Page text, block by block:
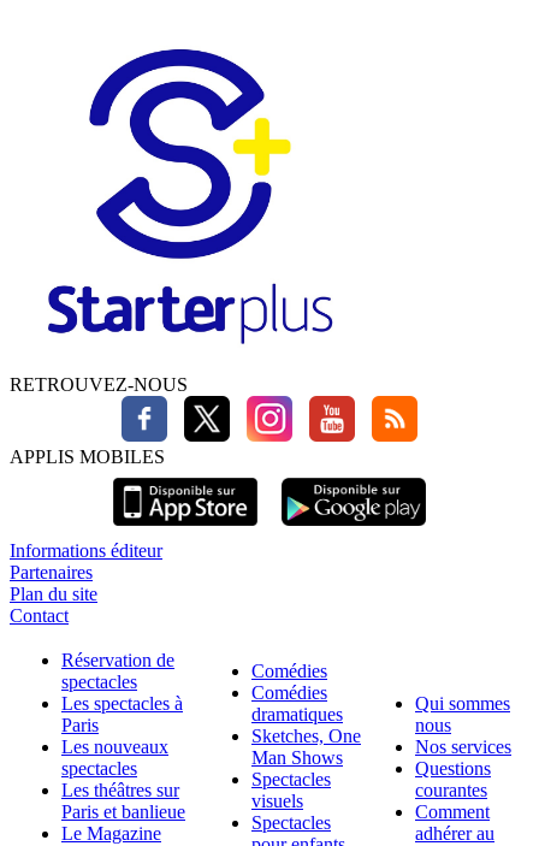
RETROUVEZ-NOUS
APPLIS MOBILES
Informations éditeur
Partenaires
Plan du site
Contact
Réservation de
spectacles
Les spectacles à
Paris
Les nouveaux
spectacles
Les théâtres sur
Paris et banlieue
Le Magazine
Comédies
Comédies
dramatiques
Sketches, One
Man Shows
Spectacles
visuels
Spectacles
Qui sommes
nous
Nos services
Questions
courantes
Comment
adhérer au